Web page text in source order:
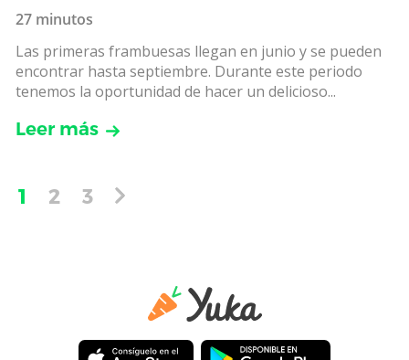
27 minutos
Las primeras frambuesas llegan en junio y se pueden
encontrar hasta septiembre. Durante este periodo
tenemos la oportunidad de hacer un delicioso...
Leer más
1 2 3